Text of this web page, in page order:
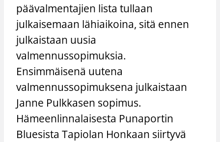
päävalmentajien lista tullaan
julkaisemaan lähiaikoina, sitä ennen
julkaistaan uusia
valmennussopimuksia.
Ensimmäisenä uutena
valmennussopimuksena julkaistaan
Janne Pulkkasen sopimus.
Hämeenlinnalaisesta Punaportin
Bluesista Tapiolan Honkaan siirtyvä